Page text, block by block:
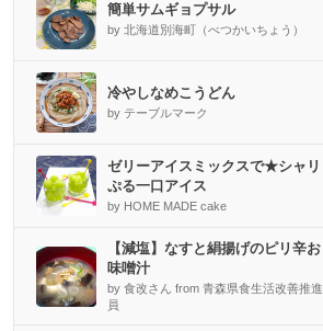
簡単サムギョプサル
by 北海道別海町（べつかいちょう）
冷やしなめこうどん
by テーブルマーク
ゼリーアイスミックスで★シャリ
ぷる一口アイス
by HOME MADE cake
【減塩】なすと絹揚げのピリ辛お
味噌汁
by 食改さん from 青森県食生活改善推進
員